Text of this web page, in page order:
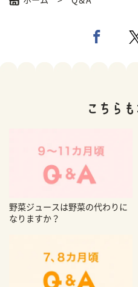
野菜ジュースは野菜の代わりに
なりますか？